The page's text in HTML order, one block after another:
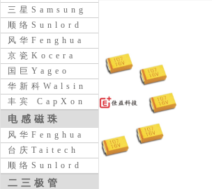
三星Samsung
顺络Sunlord
风华Fenghua
京瓷Kocera
国巨Yageo
华新科Walsin
丰宾 CapXon
电感磁珠
风华Fenghua
台庆Taitech
顺络Sunlord
二三极管